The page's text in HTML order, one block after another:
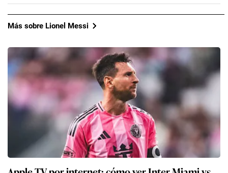
Más sobre Lionel Messi